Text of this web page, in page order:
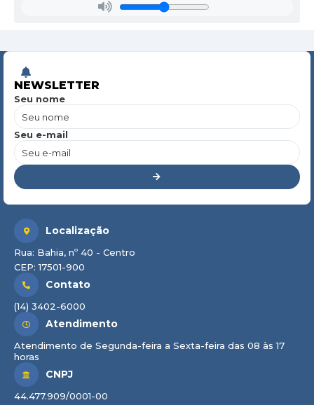
NEWSLETTER
Seu nome
Seu e-mail
Localização
Rua: Bahia, nº 40 - Centro
CEP: 17501-900
Contato
(14) 3402-6000
Atendimento
Atendimento de Segunda-feira a Sexta-feira das 08 às 17
horas
CNPJ
44.477.909/0001-00